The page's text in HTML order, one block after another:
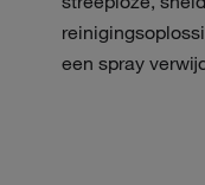
een spray